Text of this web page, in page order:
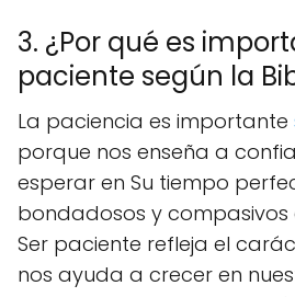
3. ¿Por qué es
paciente según la
La paciencia es importante
porque nos enseña a
esperar en Su tiempo
bondadosos y compasivos
Ser paciente refleja el
nos ayuda a crecer en